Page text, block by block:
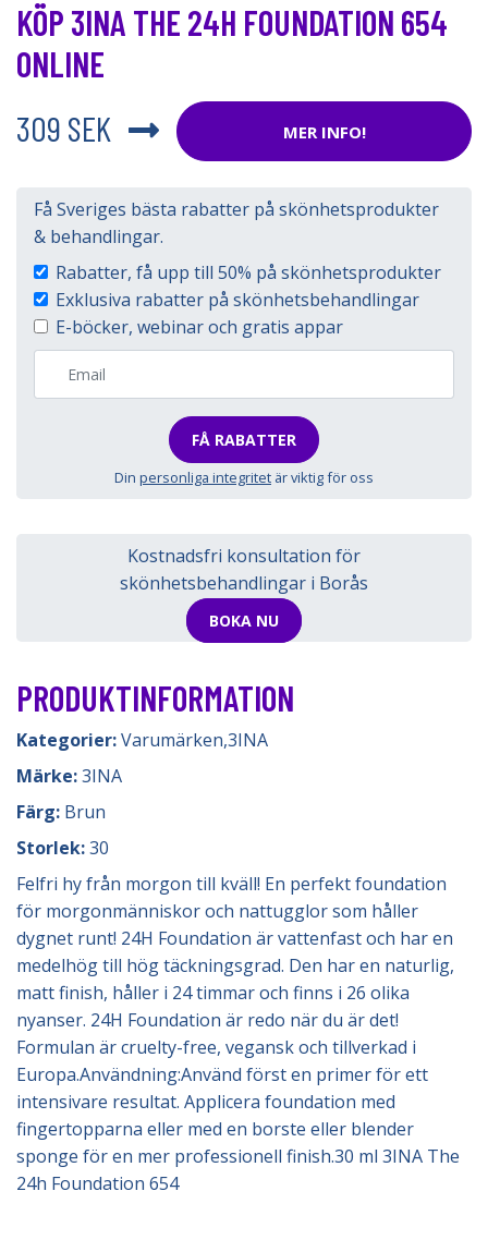
KÖP 3INA THE 24H FOUNDATION 654
ONLINE
309 SEK
MER INFO!
Få Sveriges bästa rabatter på skönhetsprodukter
& behandlingar.
Rabatter, få upp till 50% på skönhetsprodukter
Exklusiva rabatter på skönhetsbehandlingar
E-böcker, webinar och gratis appar
FÅ RABATTER
Din personliga integritet är viktig för oss
Kostnadsfri konsultation för
skönhetsbehandlingar i Borås
BOKA NU
PRODUKTINFORMATION
Kategorier:Varumärken,3INA
Märke:3INA
Färg: Brun
Storlek:30
Felfri hy från morgon till kväll! En perfekt foundation
för morgonmänniskor och nattugglor som håller
dygnet runt! 24H Foundation är vattenfast och har en
medelhög till hög täckningsgrad. Den har en naturlig,
matt finish, håller i 24 timmar och finns i 26 olika
nyanser. 24H Foundation är redo när du är det!
Formulan är cruelty-free, vegansk och tillverkad i
Europa.Användning:Använd först en primer för ett
intensivare resultat. Applicera foundation med
fingertopparna eller med en borste eller blender
sponge för en mer professionell finish.30 ml 3INA The
24h Foundation 654